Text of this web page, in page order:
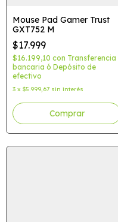
Mouse Pad Gamer Trust
GXT752 M
$17.999
$16.199,10 con Transferencia
bancaria ó Depósito de
efectivo
3 x $5.999,67 sin interés